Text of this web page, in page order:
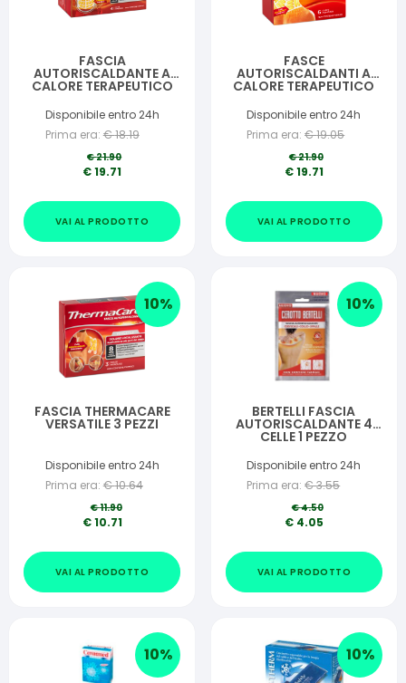
FASCIA
AUTORISCALDANTE A
CALORE TERAPEUTICO
PEZZI
Disponibile entro 24h
Prima era: €18.19
€21.90
€19.71
VAI AL PRODOTTO
FASCE
AUTORISCALDANTI A
CALORE TERAPEUTICO
COLLO/SPALLA/POLSO
6 PEZZI
Disponibile entro 24h
Prima era: €19.05
€21.90
€19.71
VAI AL PRODOTTO
10%
FASCIA THERMACARE
VERSATILE 3 PEZZI
Disponibile entro 24h
Prima era: €10.64
€11.90
€10.71
VAI AL PRODOTTO
10%
BERTELLI FASCIA
AUTORISCALDANTE 4
CELLE 1 PEZZO
Disponibile entro 24h
Prima era: €3.55
€4.50
€ 4.05
VAI AL PRODOTTO
10% 10%